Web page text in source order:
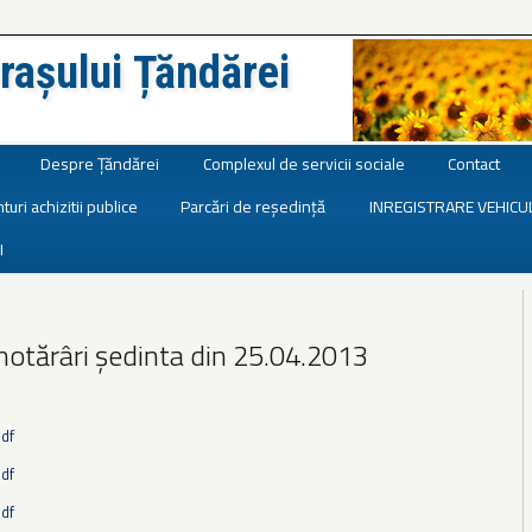
Țăndărei
Despre Țăndărei Complexul de servicii sociale
Contact
achizitii publice Parcări de reședință
INREGISTRARE
ședinta din 25.04.2013